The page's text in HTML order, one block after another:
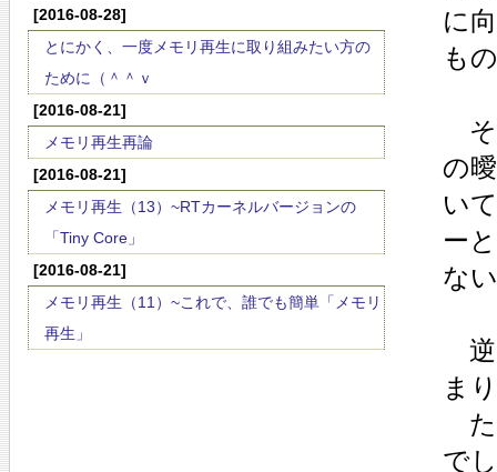
[2016-08-28]
とにかく、一度メモリ再生に取り組みたい方の
ために（＾＾ｖ
[2016-08-21]
メモリ再生再論
[2016-08-21]
メモリ再生（13）~RTカーネルバージョンの
「Tiny Core」
[2016-08-21]
メモリ再生（11）~これで、誰でも簡単「メモリ
再生」
に
も
そ
の
い
ー
な
逆
ま
た
で